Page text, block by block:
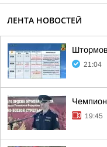
ЛЕНТА НОВОСТЕЙ
21:04
19:45